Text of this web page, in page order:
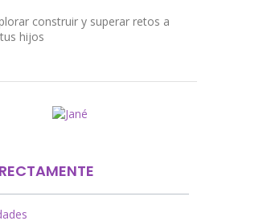
construir y superar retos a
hijos